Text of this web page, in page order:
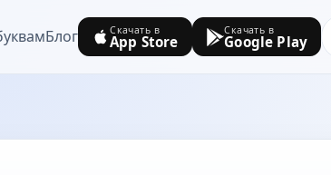
Блог Скачать в
App Store
Скачать в
Google Play